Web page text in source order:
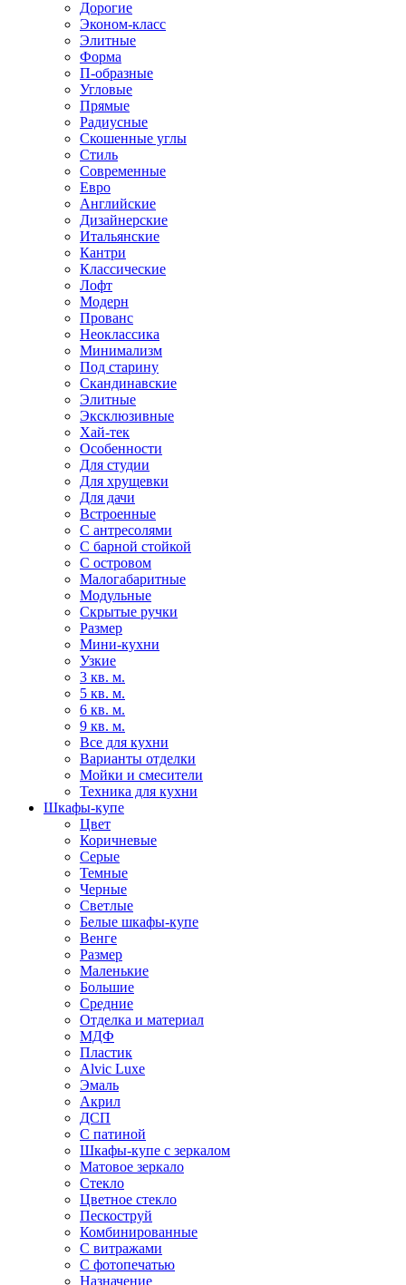
Дорогие
Эконом-класс
Элитные
Форма
П-образные
Угловые
Прямые
Радиусные
Скошенные углы
Стиль
Современные
Евро
Английские
Дизайнерские
Итальянские
Кантри
Классические
Лофт
Модерн
Прованс
Неоклассика
Минимализм
Под старину
Скандинавские
Элитные
Эксклюзивные
Хай-тек
Особенности
Для студии
Для хрущевки
Для дачи
Встроенные
С антресолями
С барной стойкой
С островом
Малогабаритные
Модульные
Скрытые ручки
Размер
Мини-кухни
Узкие
3 кв. м.
5 кв. м.
6 кв. м.
9 кв. м.
Все для кухни
Варианты отделки
Мойки и смесители
Техника для кухни
Шкафы-купе
Цвет
Коричневые
Серые
Темные
Черные
Светлые
Белые шкафы-купе
Венге
Размер
Маленькие
Большие
Средние
Отделка и материал
МДФ
Пластик
Alvic Luxe
Эмаль
Акрил
ДСП
С патиной
Шкафы-купе с зеркалом
Матовое зеркало
Стекло
Цветное стекло
Пескоструй
Комбинированные
С витражами
С фотопечатью
Назначение